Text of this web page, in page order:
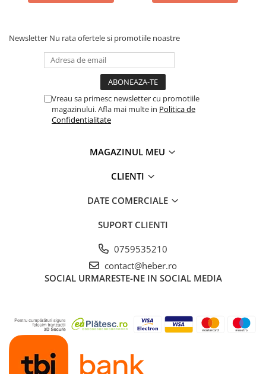
Newsletter Nu rata ofertele si promotiile noastre
Vreau sa primesc newsletter cu promotiile
magazinului. Afla mai multe in Politica de
Confidentialitate
MAGAZINUL MEU
CLIENTI
DATE COMERCIALE
SUPORT CLIENTI
0759535210
contact@heber.ro
SOCIAL URMARESTE-NE IN SOCIAL MEDIA